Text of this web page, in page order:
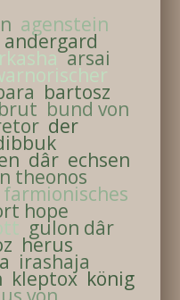
agenstein
andergard
arsai
bartosz
brut bund von
der
dâr echsen
theonos
farmionisches
hope
gulon dâr
herus
irashaja
kleptox könig